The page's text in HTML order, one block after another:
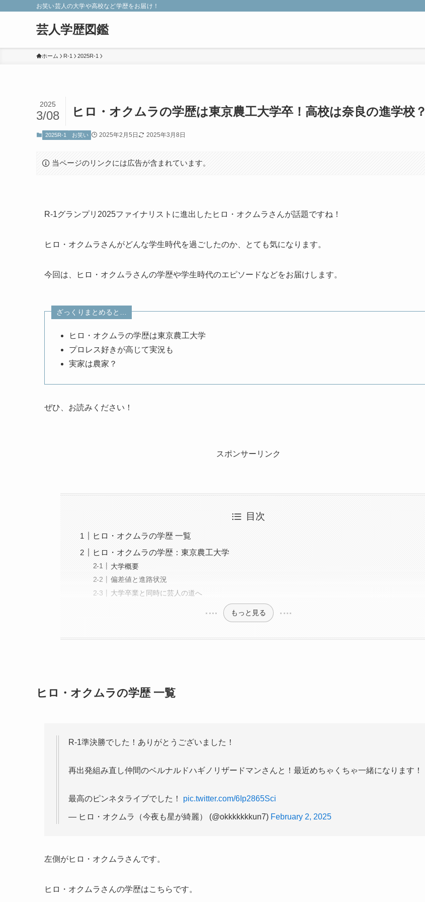
お笑い芸人の大学や高校など学歴をお届け！
芸人学歴図鑑
ホーム R-1 2025R-1
ヒロ・オクムラの学歴は東京農工大学卒！高校は奈良の進学校？
2025
3/08
2025R-1 お笑い 2025年2月5日 2025年3月8日
当ページのリンクには広告が含まれています。
R-1グランプリ2025ファイナリストに進出したヒロ・オクムラさんが話題ですね！
ヒロ・オクムラさんがどんな学生時代を過ごしたのか、とても気になります。
今回は、ヒロ・オクムラさんの学歴や学生時代のエピソードなどをお届けします。
ざっくりまとめると…
ヒロ・オクムラの学歴は東京農工大学
プロレス好きが高じて実況も
実家は農家？
ぜひ、お読みください！
スポンサーリンク
目次
ヒロ・オクムラの学歴 一覧
ヒロ・オクムラの学歴：東京農工大学
大学概要
偏差値と進路状況
大学卒業と同時に芸人の道へ
もっと見る
ヒロ・オクムラの学歴 一覧
R-1準決勝でした！ありがとうございました！
再出発組み直し仲間のベルナルドハギノリザードマンさんと！最近めちゃくちゃ一緒になります！
最高のピンネタライブでした！ pic.twitter.com/6Ip2865Sci
— ヒロ・オクムラ（今夜も星が綺麗） (@okkkkkkkun7) February 2, 2025
左側がヒロ・オクムラさんです。
ヒロ・オクムラさんの学歴はこちらです。